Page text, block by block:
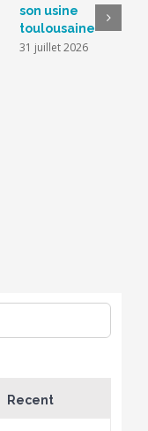
son usine
toulousaine
31 juillet 2026
Recent